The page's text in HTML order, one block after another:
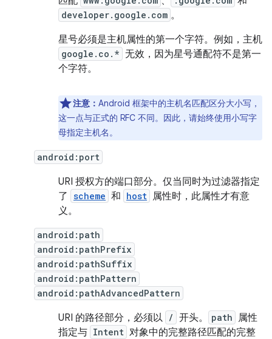
developer.google.com 。
星号必须是主机属性的第一个字符。例如，主机
google.co.* 无效，因为星号通配符不是第一
个字符。
注意： Android 框架中的主机名匹配区分大小写，
这一点与正式的 RFC 不同。因此，请始终使用小写字
母指定主机名。
android:port
URI 授权方的端口部分。仅当同时为过滤器指定
了 scheme 和 host 属性时，此属性才有意
义。
android:path
android:pathPrefix
android:pathSuffix
android:pathPattern
android:pathAdvancedPattern
URI 的路径部分，必须以 / 开头。 path 属性
指定与 Intent 对象中的完整路径匹配的完整